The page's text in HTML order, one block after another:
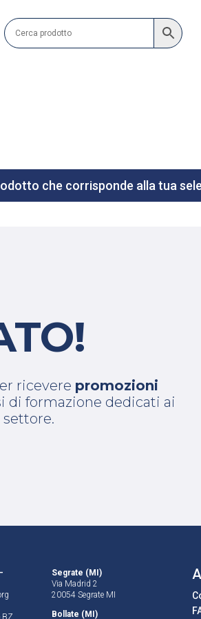
che corrisponde alla tua
ricevere promozioni
di formazione dedicati ai
BZ
Segrate (MI)
Via Madrid 2
20054 Segrate MI
Bollate (MI)